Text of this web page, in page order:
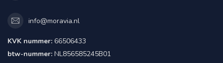
info@moravia.nl
KVK nummer: 66506433
btw-nummer: NL856585245B01